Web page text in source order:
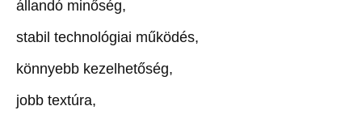
állandó minőség,
stabil technológiai működés,
könnyebb kezelhetőség,
jobb textúra,